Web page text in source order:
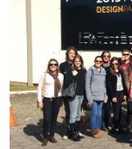
Biblioteca
Editora
Rádio